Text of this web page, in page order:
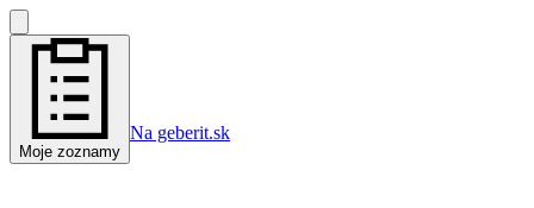
Moje zoznamy
Na geberit.sk